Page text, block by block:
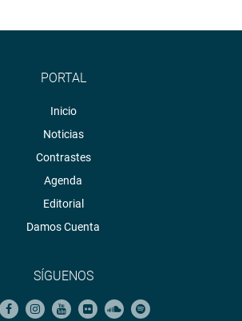
PORTAL
Inicio
Noticias
Contrastes
Agenda
Editorial
Damos Cuenta
SÍGUENOS